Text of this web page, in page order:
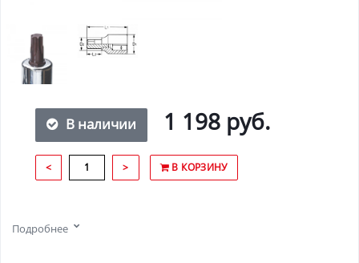
В наличии 1 198 руб.
< > В КОРЗИНУ
Подробнее